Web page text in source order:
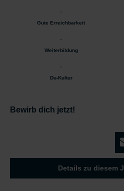
Gute Erreichbarkeit
Weiterbildung
Du-Kultur
Bewirb dich jetzt!
Details zu diesem